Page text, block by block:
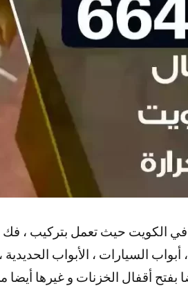
حيث تعمل بتركيب ، فك ،
أبواب السيارات ، الأبواب
بفتح أقفال الخزنات و غيرها